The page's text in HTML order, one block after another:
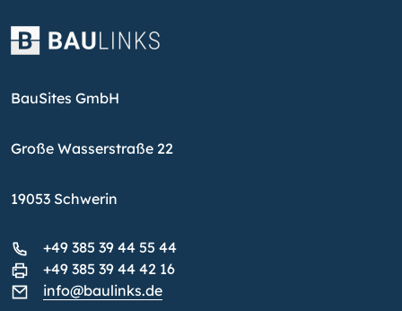
BauSites GmbH
Große Wasserstraße 22
19053 Schwerin
+49 385 39 44 55 44
+49 385 39 44 42 16
info@baulinks.de